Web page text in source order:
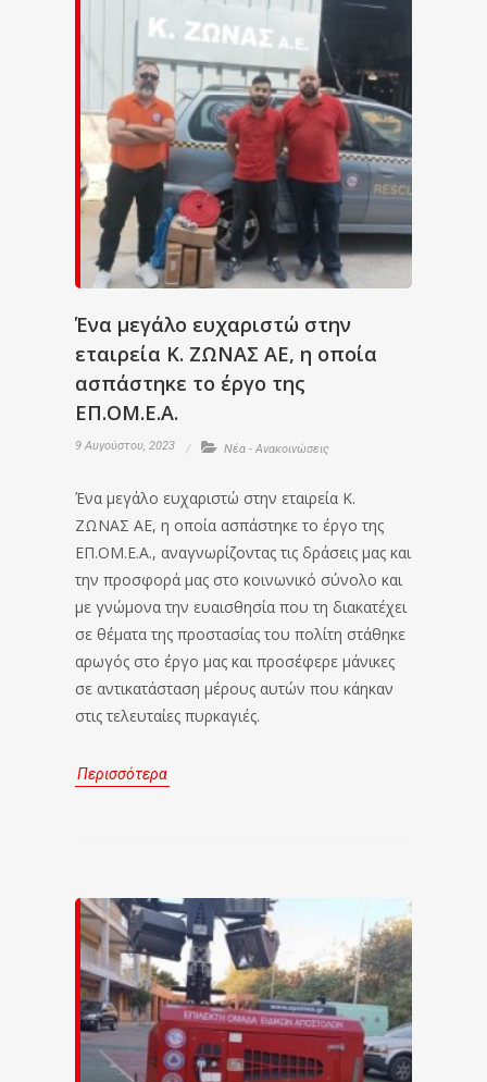
Ένα μεγάλο ευχαριστώ στην
εταιρεία Κ. ΖΩΝΑΣ ΑΕ, η οποία
ασπάστηκε το έργο της
ΕΠ.ΟΜ.Ε.Α.
9 Αυγούστου, 2023 Νέα - Ανακοινώσεις
Ένα μεγάλο ευχαριστώ στην εταιρεία Κ.
ΖΩΝΑΣ ΑΕ, η οποία ασπάστηκε το έργο της
ΕΠ.ΟΜ.Ε.Α., αναγνωρίζοντας τις δράσεις μας και
την προσφορά μας στο κοινωνικό σύνολο και
με γνώμονα την ευαισθησία που τη διακατέχει
σε θέματα της προστασίας του πολίτη στάθηκε
αρωγός στο έργο μας και προσέφερε μάνικες
σε αντικατάσταση μέρους αυτών που κάηκαν
στις τελευταίες πυρκαγιές.
Περισσότερα